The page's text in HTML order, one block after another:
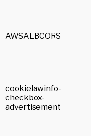
AWSALBCORS
cookielawinfo-
checkbox-
advertisement